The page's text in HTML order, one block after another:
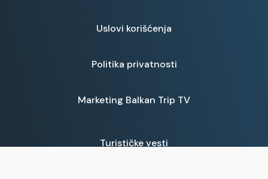
Uslovi korišćenja
Politika privatnosti
Marketing Balkan Trip TV
Turističke vesti